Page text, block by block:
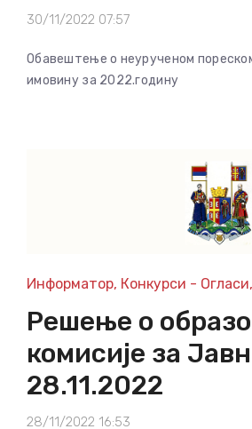
30/11/2022 07:57
Обавештење о неурученом
имовину за 2022.годину
Информатор, Конкурси - Огласи,
Решење о
комисије за
28.11.2022
28/11/2022 16:53